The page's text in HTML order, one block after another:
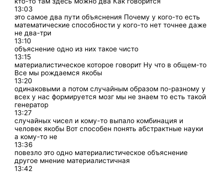
13:03
это самое два пути объяснения Почему у кого-то есть
математические способности у кого-то нет точнее даже
не два-три
13:10
объяснение одно из них такое чисто
13:15
материалистическое которое говорит Ну что в общем-то
Все мы рождаемся якобы
13:20
одинаковыми а потом случайным образом по-разному у
всех у нас формируется мозг мы не знаем то есть такой
генератор
13:27
случайных чисел и кому-то выпало комбинация и
человек якобы Вот способен понять абстрактные науки
а кому-то не
13:36
повезло это одно материалистическое объяснение
другое мнение материалистичная
13:42